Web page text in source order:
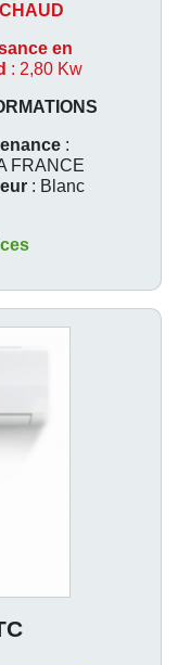
CHAUD
en
: 2,80 Kw
:
FRANCE
: Blanc